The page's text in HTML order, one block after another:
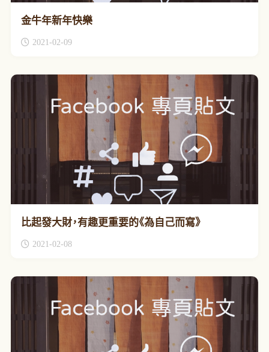
金牛年新年快樂
2021-02-09
比起發大財，有趣更重要的《為自己而寫》
2021-02-08